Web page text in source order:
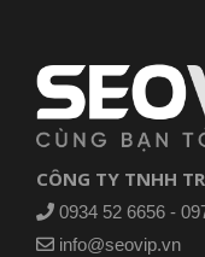
CÔNG TY TNHH
0934 52 6656 -
info@seovip.vn